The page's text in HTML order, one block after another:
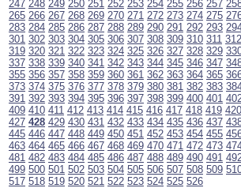
247 248 249 250 251 252 253 254 255 256 257
265 266 267 268 269 270 271 272 273 274 275
283 284 285 286 287 288 289 290 291 292 293
301 302 303 304 305 306 307 308 309 310 311 312
319 320 321 322 323 324 325 326 327 328 329
337 338 339 340 341 342 343 344 345 346 347
355 356 357 358 359 360 361 362 363 364 365
373 374 375 376 377 378 379 380 381 382 383
391 392 393 394 395 396 397 398 399 400 401
409 410 411 412 413 414 415 416 417 418 419 420
427 428 429 430 431 432 433 434 435 436 437
445 446 447 448 449 450 451 452 453 454 455
463 464 465 466 467 468 469 470 471 472 473
481 482 483 484 485 486 487 488 489 490 491
499 500 501 502 503 504 505 506 507 508 509
517 518 519 520 521 522 523 524 525 526